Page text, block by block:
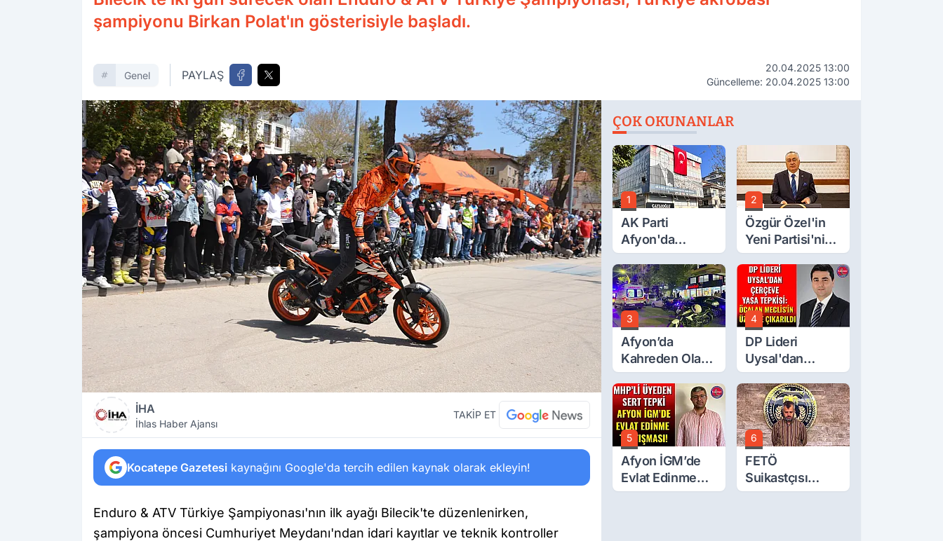
şampiyonu Birkan Polat'ın gösterisiyle başladı.
Genel PAYLAŞ
20.04.2025 13:00
Güncelleme: 20.04.2025 13:00
İHA
İhlas Haber Ajansı
TAKİP ET
Kocatepe Gazetesi kaynağını Google'da tercih edilen kaynak olarak ekleyin!
Enduro & ATV Türkiye Şampiyonası'nın ilk ayağı Bilecik'te düzenlenirken,
şampiyona öncesi Cumhuriyet Meydanı'ndan idari kayıtlar ve teknik kontroller
ÇOK OKUNANLAR
1
AK Parti
Afyon'da
Turgay Şahin'in
Ardından Bir
Şok Daha!
2
Özgür Özel'in
Yeni Partisi'nin
Afyon Başkanı
Belli Oldu
3
Afyon’da
Kahreden Olay:
6 Yaşındaki
Çocuk 6. Kattan
Düştü
4
DP Lideri
Uysal'dan
Çerçeve Yasa
Tepkisi: Öcalan
Meclis'in
Üzerine Çıkarıldı
5
Afyon İGM’de
Evlat Edinme
Tartışması!
6
FETÖ
Suikastçısı
Burkay